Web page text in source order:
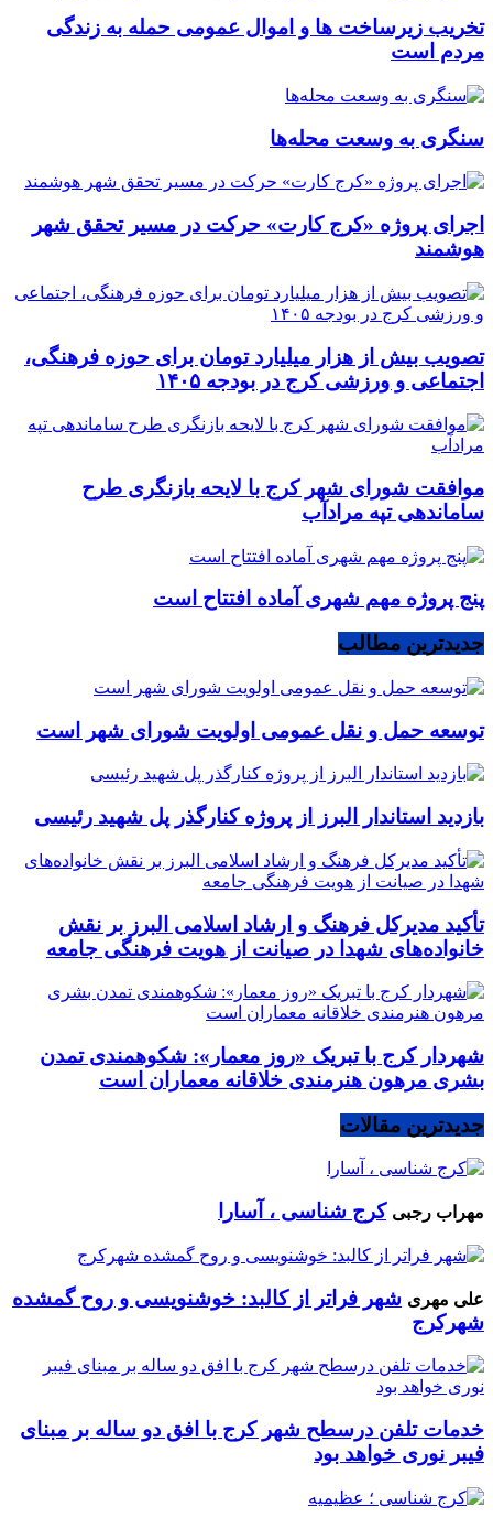
تخریب زیرساخت ها و اموال عمومی حمله به زندگی
مردم است
سنگری به وسعت محله‌ها
اجرای پروژه «کرج کارت» حرکت در مسیر تحقق شهر
هوشمند
تصویب بیش از هزار میلیارد تومان برای حوزه فرهنگی،
اجتماعی و ورزشی کرج در بودجه ۱۴۰۵
موافقت شورای شهر کرج با لایحه بازنگری طرح
ساماندهی تپه مرادآب
پنج پروژه مهم شهری آماده افتتاح است
جدیدترین مطالب
توسعه حمل و نقل عمومی اولویت شورای شهر است
بازدید استاندار البرز از پروژه کنارگذر پل شهید رئیسی
تأکید مدیرکل فرهنگ و ارشاد اسلامی البرز بر نقش
خانواده‌های شهدا در صیانت از هویت فرهنگی جامعه
شهردار کرج با تبریک «روز معمار»: شکوهمندی تمدن
بشری مرهون هنرمندی خلاقانه معماران است
جدیدترین مقالات
مهراب رجبی کرج شناسی ، آسارا
علی مهری شهر فراتر از کالبد: خوشنویسی و روح گمشده
شهرکرج
خدمات تلفن درسطح شهر کرج با افق دو ساله بر مبنای
فیبر نوری خواهد بود